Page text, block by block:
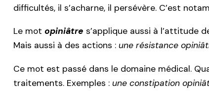
difficultés, il s’acharne, il persévère. C’est
Le mot opiniâtre s’applique aussi à l’attitude
Mais aussi à des actions : une résistance
Ce mot est passé dans le domaine médical.
traitements. Exemples : une constipation